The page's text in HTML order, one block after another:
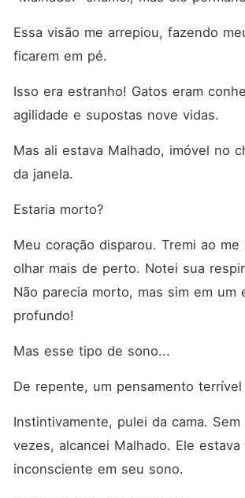
Essa visão me arrepiou, fazendo
ficarem em pé.
Isso era estranho! Gatos eram
agilidade e supostas nove vidas.
Mas ali estava Malhado, imóvel no
da janela.
Estaria morto?
Meu coração disparou. Tremi ao me
olhar mais de perto. Notei sua
Não parecia morto, mas sim em um
profundo!
Mas esse tipo de sono...
De repente, um pensamento
Instintivamente, pulei da cama. Sem
vezes, alcancei Malhado. Ele estava
inconsciente em seu sono.